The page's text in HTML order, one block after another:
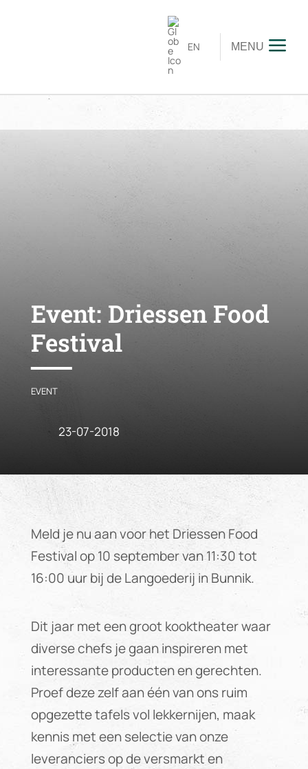
EN MENU
Event: Driessen Food
Festival
EVENT
23-07-2018
Meld je nu aan voor het Driessen Food
Festival op 10 september van 11:30 tot
16:00 uur bij de Langoederij in Bunnik.
Dit jaar met een groot kooktheater waar
diverse chefs je gaan inspireren met
interessante producten en gerechten.
Proef deze zelf aan één van ons ruim
opgezette tafels vol lekkernijen, maak
kennis met een selectie van onze
leveranciers op de versmarkt en